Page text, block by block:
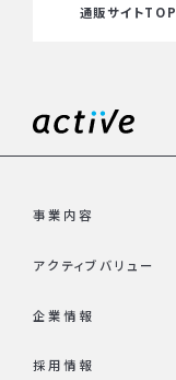
通販サイトTOP
事業内容
アクティブバリュー
企業情報
採用情報